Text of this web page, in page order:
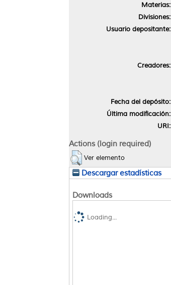
Materias:
Divisiones:
Usuario depositante:
Creadores:
Fecha del depósito:
Última modificación:
URI:
Actions (login required)
Ver elemento
Descargar estadísticas
Downloads
Loading...